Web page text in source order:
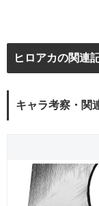
ヒロアカの関連
キャラ考察・関